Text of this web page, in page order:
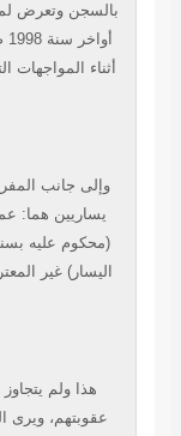
وتعرض لمتاعب صحية
أواخر سنة
المواجهات التي وقعت
جانب المفرج عنهم
يساريين هما: عمار
عليه بسنتين)،
غير المعترف به،
هذا ولم يتجاوز عدد
عقوبتهم، ويرى العديد من